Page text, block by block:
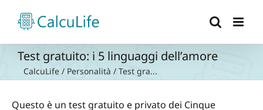
contenuto
Test gratuito: i 5 linguaggi dell’amore
CalcuLife / Personalità / Test gra...
Questo è un test gratuito e privato dei Cinque